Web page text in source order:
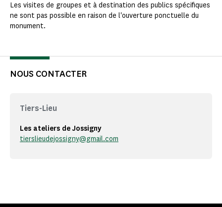
Les visites de groupes et à destination des publics spécifiques
ne sont pas possible en raison de l'ouverture ponctuelle du
monument.
NOUS CONTACTER
Tiers-Lieu
Les ateliers de Jossigny
tierslieudejossigny@gmail.com